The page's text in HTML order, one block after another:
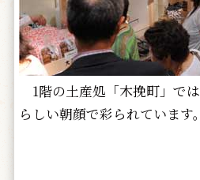
1階の土産処「木挽町」で
らしい朝顔で彩られています。